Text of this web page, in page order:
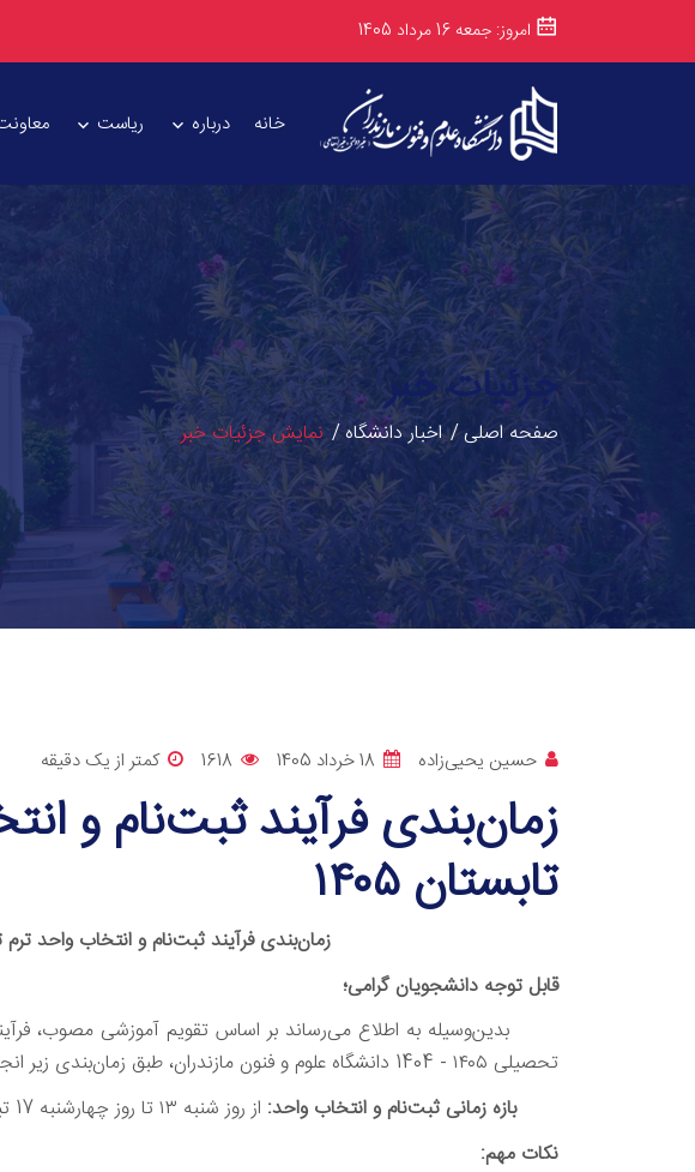
امروز: جمعه 16 مرداد 1405
خانه درباره ریاست
جزئیات خبر
صفحه اصلی اخبار دانشگاه نمایش جزئیات خبر
حسین یحیی‌زاده 18 خرداد 1405 1618 کمتر از یک دقیقه
زمان‌بندی فرآیند ثبت‌نام و
تابستان ۱۴۰۵
زمان‌بندی فرآیند ثبت‌نام و انتخاب واحد ترم
قابل توجه دانشجویان گرامی؛
بدین‌وسیله به اطلاع می‌رساند بر اساس تقویم آموزشی مصوب،
تحصیلی ۱۴۰۵ - 1404 دانشگاه علوم و فنون مازندران، طبق زمان‌بندی زیر انجام می‌شود:
بازه زمانی ثبت‌نام و انتخاب واحد: از روز شنبه ۱۳ تا روز چهارشنبه 17 تیر ۱۴۰۵
نکات مهم: